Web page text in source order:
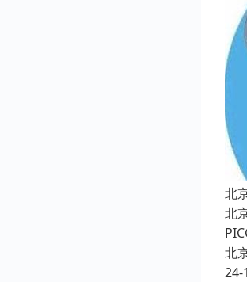
北
北
北
24-